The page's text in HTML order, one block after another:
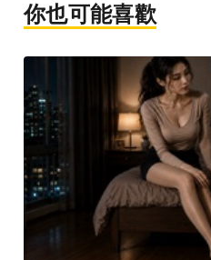
你也可能喜歡